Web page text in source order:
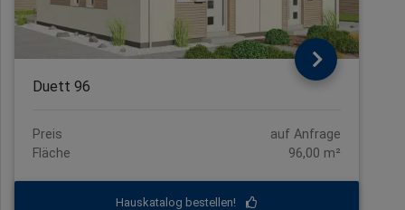
Duett 96
Preis
auf Anfrage
Fläche
96,00 m²
Hauskatalog bestellen!